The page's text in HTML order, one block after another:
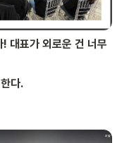
대표가 외로운 건 너무
다.